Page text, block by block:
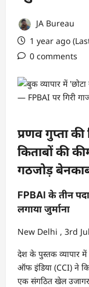
JA Bureau
1 year ago
0 comments
प्रणव गुप्ता
किताबों की
गठजोड़
FPBAI के तीन
लगाया जुर्माना
New Delhi , 3rd
देश के पुस्तक व्यापार
ऑफ इंडिया (CCI) ने
एक संगठित खेल उजागर